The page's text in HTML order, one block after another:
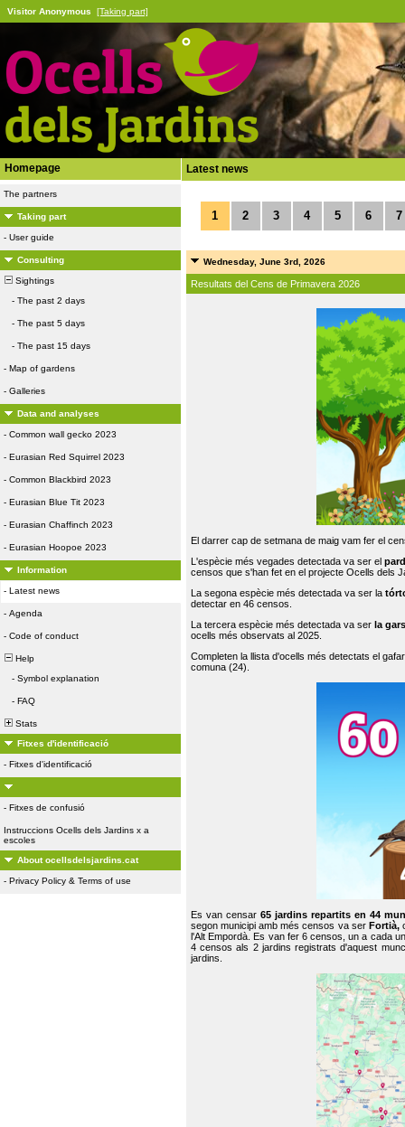
Visitor Anonymous [Taking part]
Homepage
The partners
Taking part
- User guide
Consulting
Sightings
- The past 2 days
- The past 5 days
- The past 15 days
- Map of gardens
- Galleries
Data and analyses
- Common wall gecko 2023
- Eurasian Red Squirrel 2023
- Common Blackbird 2023
- Eurasian Blue Tit 2023
- Eurasian Chaffinch 2023
- Eurasian Hoopoe 2023
Information
- Latest news
- Agenda
- Code of conduct
Help
- Symbol explanation
- FAQ
Stats
Fitxes d'identificació
- Fitxes d'identificació
- Fitxes de confusió
Instruccions Ocells dels Jardins x a
escoles
About ocellsdelsjardins.cat
- Privacy Policy & Terms of use
Latest news
1 2 3 4 5 6 7
Wednesday, June 3rd, 2026
Resultats del Cens de Primavera 2026
El darrer cap de setmana de maig vam fer el
L'espècie més vegades detectada va ser el
censos que s'han fet en el projecte Ocells dels
La segona espècie més detectada va ser la
detectar en 46 censos.
La tercera espècie més detectada va ser la
ocells més observats al 2025.
Completen la llista d'ocells més detectats el
comuna (24).
Es van censar65 jardins repartits en 44
segon municipi amb més censos va ser Fortià,
l'Alt Empordà. Es van fer 6 censos, un a cada
4 censos als 2 jardins registrats d'aquest
jardins.